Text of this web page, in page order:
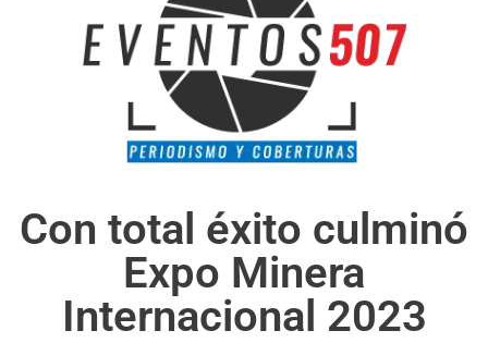
Con total éxito culminó
Expo Minera
Internacional 2023